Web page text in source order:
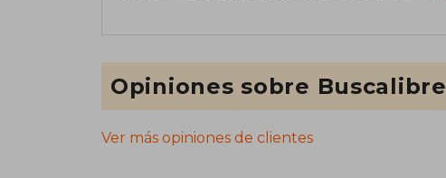
Opiniones sobre Buscalibre
Ver más opiniones de clientes